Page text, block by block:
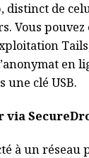
distinct de
Vous
en
une clé USB.
via
à un réseau